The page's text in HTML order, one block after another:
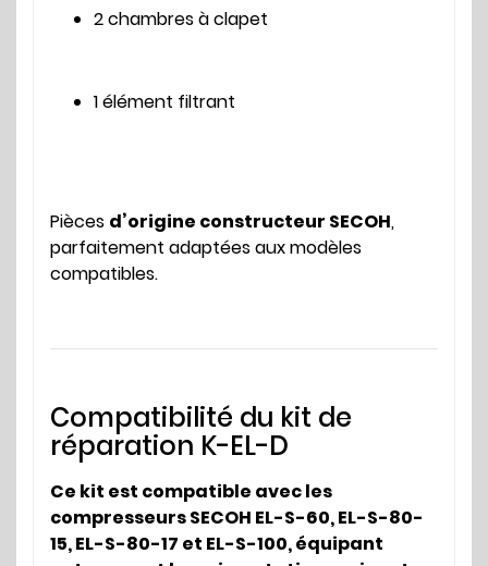
2 chambres à clapet
1 élément filtrant
Pièces d’origine constructeur SECOH,
parfaitement adaptées aux modèles
compatibles.
Compatibilité du kit de
réparation K-EL-D
Ce kit est compatible avec les
compresseurs SECOH EL-S-60, EL-S-80-
15, EL-S-80-17 et EL-S-100, équipant